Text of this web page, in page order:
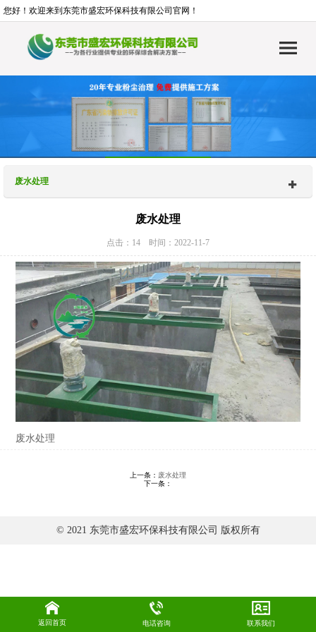
您好！欢迎来到东莞市盛宏环保科技有限公司官网！
废水处理
废水处理
点击：14 时间：2022-11-7
废水处理
上一条： 废水处理
下一条：
© 2021 东莞市盛宏环保科技有限公司 版权所有
返回首页 电话咨询 联系我们